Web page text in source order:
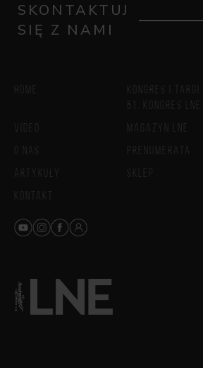
SKONTAKTUJ
SIĘ Z NAMI
KONGRES I TARGI
51. KONGRES LNE
VIDEO
MAGAZYN LNE
O NAS
PRENUMERATA
ARTYKUŁY
SKLEP